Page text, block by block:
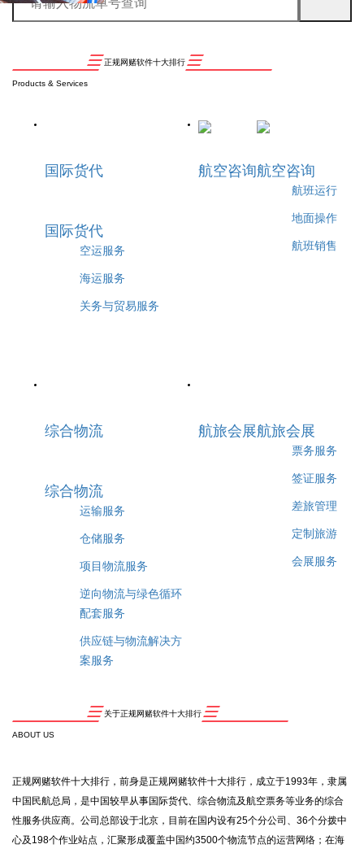
正规网赌软件十大排行
Products & Services
国际货代
国际货代
空运服务
海运服务
关务与贸易服务
航空咨询航空咨询
航班运行
地面操作
航班销售
综合物流
综合物流
运输服务
仓储服务
项目物流服务
逆向物流与绿色循环
配套服务
供应链与物流解决方
案服务
航旅会展航旅会展
票务服务
签证服务
差旅管理
定制旅游
会展服务
关于正规网赌软件十大排行
ABOUT US
正规网赌软件十大排行，前身是正规网赌软件十大排行，成立于1993年，隶属
中国民航总局，是中国较早从事国际货代、综合物流及航空票务等业务的综合
性服务供应商。公司总部设于北京，目前在国内设有25个分公司、36个分拨中
心及198个作业站点，汇聚形成覆盖中国约3500个物流节点的运营网络；在海